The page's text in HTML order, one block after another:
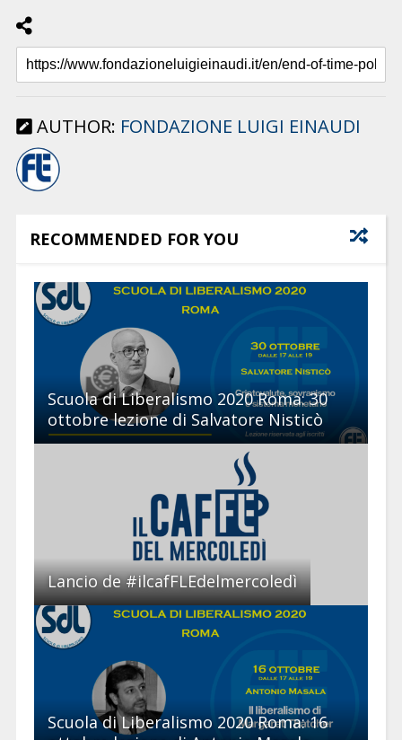
AUTHOR: FONDAZIONE LUIGI EINAUDI
RECOMMENDED FOR YOU
Scuola di Liberalismo 2020 Roma: 30
ottobre lezione di Salvatore Nisticò
Lancio de #ilcafFLEdelmercoledì
Scuola di Liberalismo 2020 Roma: 16